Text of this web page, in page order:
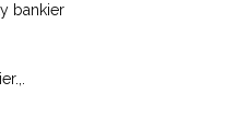
bankier